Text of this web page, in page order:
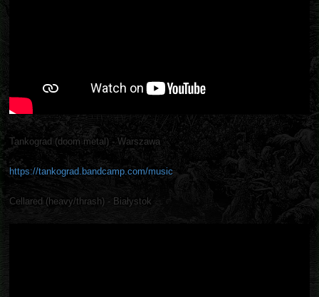
Tankograd (doom metal) - Warszawa
https://tankograd.bandcamp.com/music
Cellared (heavy/thrash) - Białystok